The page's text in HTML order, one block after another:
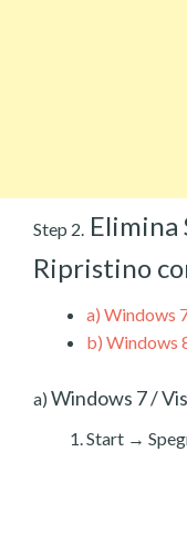
Step 2. Elimina
Ripristino
a) Windows
b) Windows
a) Windows 7 /
Start →